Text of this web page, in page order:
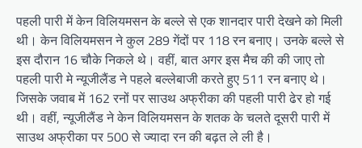
पहली पारी में केन विलियमसन के बल्ले से एक शानदार पारी देखने को मिली
थी। केन विलियमसन ने कुल 289 गेंदों पर 118 रन बनाए। उनके बल्ले से
इस दौरान 16 चौके निकले थे। वहीं, बात अगर इस मैच की की जाए तो
पहली पारी मे न्यूजीलैंड ने पहले बल्लेबाजी करते हुए 511 रन बनाए थे।
जिसके जवाब में 162 रनों पर साउथ अफ्रीका की पहली पारी ढेर हो गई
थी। वहीं, न्यूजीलैंड ने केन विलियमसन के शतक के चलते दूसरी पारी में
साउथ अफ्रीका पर 500 से ज्यादा रन की बढ़त ले ली है।